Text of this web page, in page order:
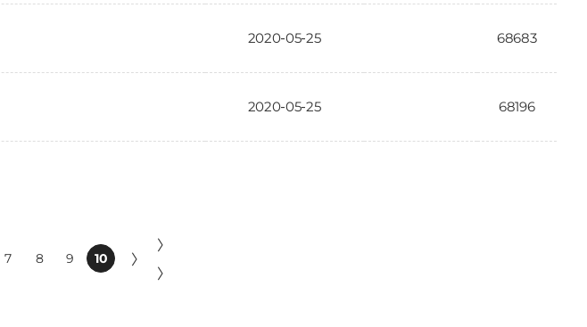
2020-05-25 68683
2020-05-25 68196
7 8 9 10 〉
〉
〉